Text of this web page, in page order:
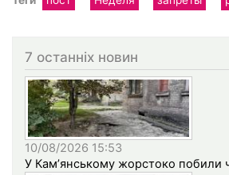
7 останніх новин
10/08/2026 15:53
У Кам’янському жорстоко побили